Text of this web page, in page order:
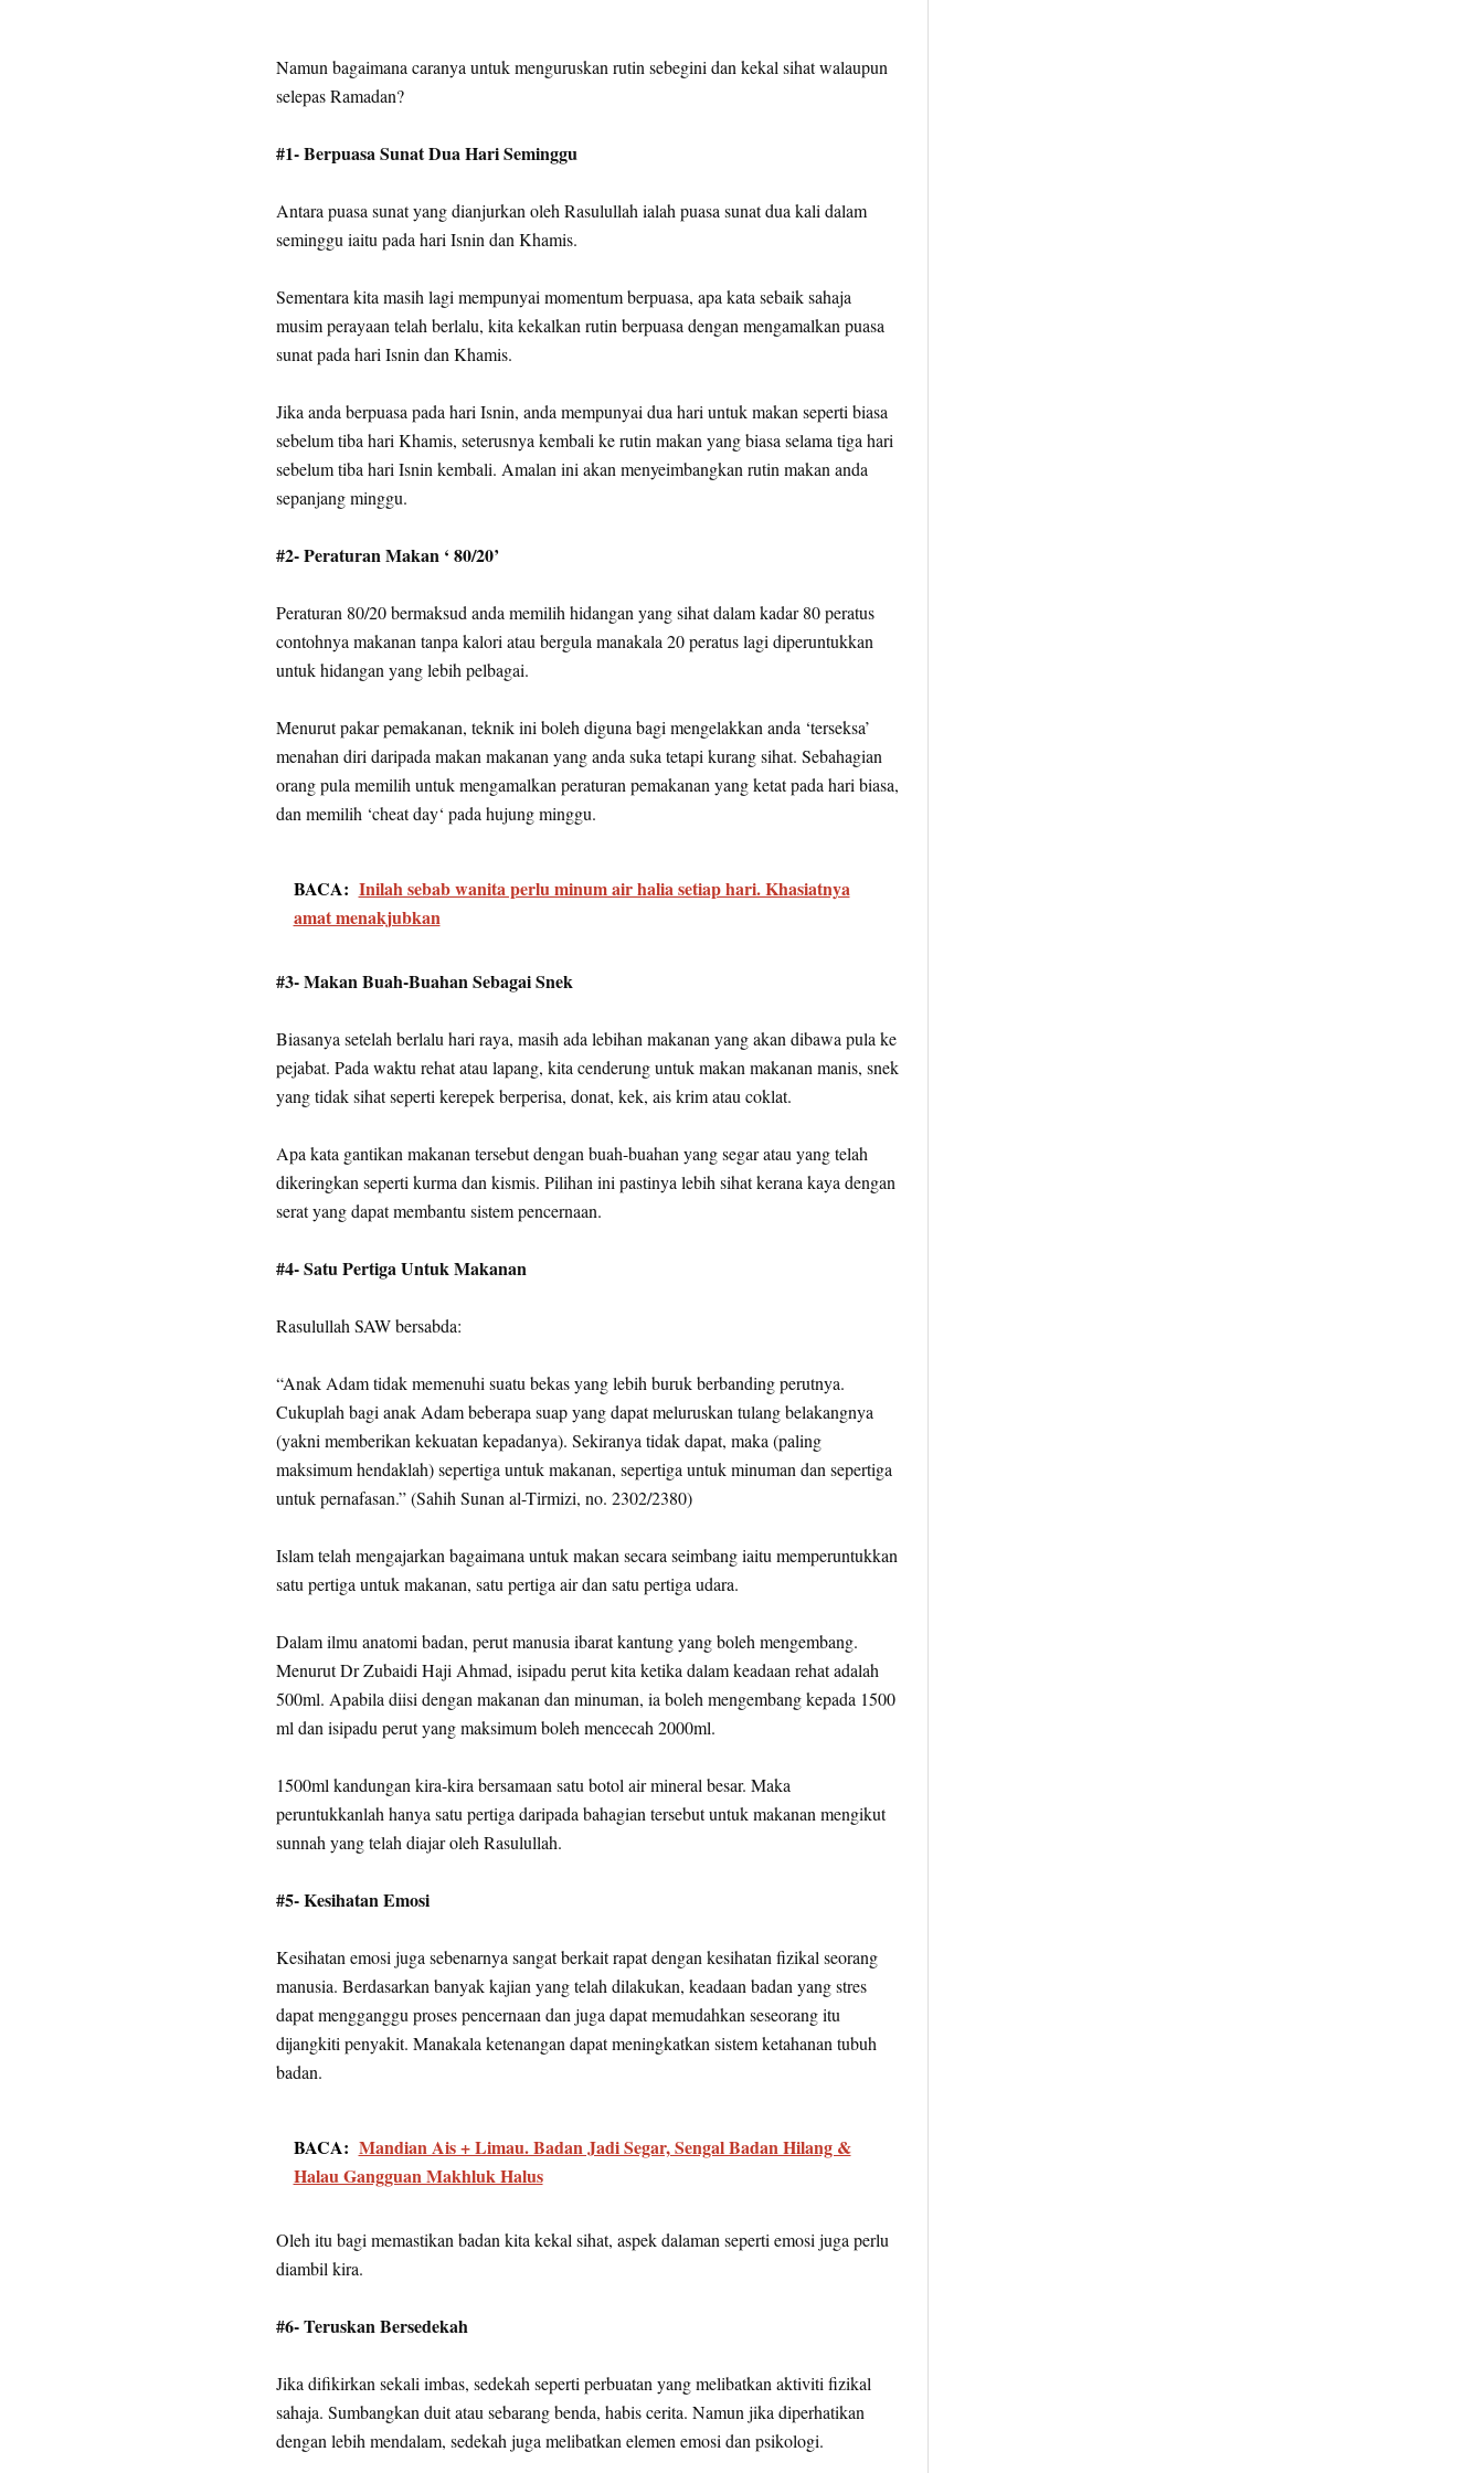
Namun bagaimana caranya untuk menguruskan rutin sebegini dan kekal sihat walaupun
selepas Ramadan?
#1- Berpuasa Sunat Dua Hari Seminggu
Antara puasa sunat yang dianjurkan oleh Rasulullah ialah puasa sunat dua kali dalam
seminggu iaitu pada hari Isnin dan Khamis.
Sementara kita masih lagi mempunyai momentum berpuasa, apa kata sebaik sahaja
musim perayaan telah berlalu, kita kekalkan rutin berpuasa dengan mengamalkan puasa
sunat pada hari Isnin dan Khamis.
Jika anda berpuasa pada hari Isnin, anda mempunyai dua hari untuk makan seperti biasa
sebelum tiba hari Khamis, seterusnya kembali ke rutin makan yang biasa selama tiga hari
sebelum tiba hari Isnin kembali. Amalan ini akan menyeimbangkan rutin makan anda
sepanjang minggu.
#2- Peraturan Makan ‘ 80/20’
Peraturan 80/20 bermaksud anda memilih hidangan yang sihat dalam kadar 80 peratus
contohnya makanan tanpa kalori atau bergula manakala 20 peratus lagi diperuntukkan
untuk hidangan yang lebih pelbagai.
Menurut pakar pemakanan, teknik ini boleh diguna bagi mengelakkan anda ‘terseksa’
menahan diri daripada makan makanan yang anda suka tetapi kurang sihat. Sebahagian
orang pula memilih untuk mengamalkan peraturan pemakanan yang ketat pada hari biasa,
dan memilih ‘cheat day‘ pada hujung minggu.
BACA: Inilah sebab wanita perlu minum air halia setiap hari. Khasiatnya
amat menakjubkan
#3- Makan Buah-Buahan Sebagai Snek
Biasanya setelah berlalu hari raya, masih ada lebihan makanan yang akan dibawa pula ke
pejabat. Pada waktu rehat atau lapang, kita cenderung untuk makan makanan manis, snek
yang tidak sihat seperti kerepek berperisa, donat, kek, ais krim atau coklat.
Apa kata gantikan makanan tersebut dengan buah-buahan yang segar atau yang telah
dikeringkan seperti kurma dan kismis. Pilihan ini pastinya lebih sihat kerana kaya dengan
serat yang dapat membantu sistem pencernaan.
#4- Satu Pertiga Untuk Makanan
Rasulullah SAW bersabda:
“Anak Adam tidak memenuhi suatu bekas yang lebih buruk berbanding perutnya.
Cukuplah bagi anak Adam beberapa suap yang dapat meluruskan tulang belakangnya
(yakni memberikan kekuatan kepadanya). Sekiranya tidak dapat, maka (paling
maksimum hendaklah) sepertiga untuk makanan, sepertiga untuk minuman dan sepertiga
untuk pernafasan.” (Sahih Sunan al-Tirmizi, no. 2302/2380)
Islam telah mengajarkan bagaimana untuk makan secara seimbang iaitu memperuntukkan
satu pertiga untuk makanan, satu pertiga air dan satu pertiga udara.
Dalam ilmu anatomi badan, perut manusia ibarat kantung yang boleh mengembang.
Menurut Dr Zubaidi Haji Ahmad, isipadu perut kita ketika dalam keadaan rehat adalah
500ml. Apabila diisi dengan makanan dan minuman, ia boleh mengembang kepada 1500
ml dan isipadu perut yang maksimum boleh mencecah 2000ml.
1500ml kandungan kira-kira bersamaan satu botol air mineral besar. Maka
peruntukkanlah hanya satu pertiga daripada bahagian tersebut untuk makanan mengikut
sunnah yang telah diajar oleh Rasulullah.
#5- Kesihatan Emosi
Kesihatan emosi juga sebenarnya sangat berkait rapat dengan kesihatan fizikal seorang
manusia. Berdasarkan banyak kajian yang telah dilakukan, keadaan badan yang stres
dapat mengganggu proses pencernaan dan juga dapat memudahkan seseorang itu
dijangkiti penyakit. Manakala ketenangan dapat meningkatkan sistem ketahanan tubuh
badan.
BACA: Mandian Ais + Limau. Badan Jadi Segar, Sengal Badan Hilang &
Halau Gangguan Makhluk Halus
Oleh itu bagi memastikan badan kita kekal sihat, aspek dalaman seperti emosi juga perlu
diambil kira.
#6- Teruskan Bersedekah
Jika difikirkan sekali imbas, sedekah seperti perbuatan yang melibatkan aktiviti fizikal
sahaja. Sumbangkan duit atau sebarang benda, habis cerita. Namun jika diperhatikan
dengan lebih mendalam, sedekah juga melibatkan elemen emosi dan psikologi.